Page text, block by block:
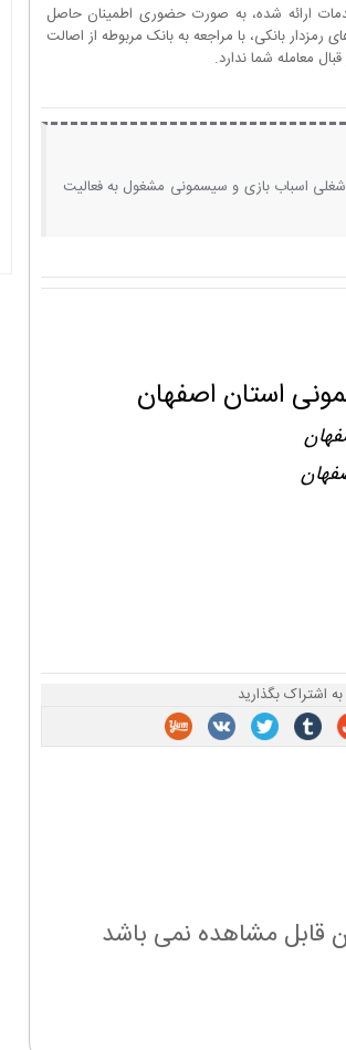
ارائه شده، به صورت حضوری اطمینان حاصل
بانکی، با مراجعه به بانک مربوطه از اصالت
معامله شما ندارد.
اسباب بازی و سیسمونی مشغول به فعالیت
استان اصفهان
اشتراک بگذارید
قابل مشاهده نمی باشد